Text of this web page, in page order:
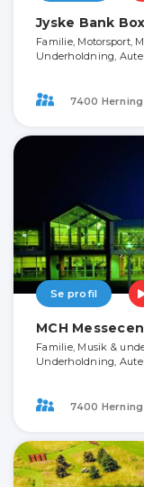
Jyske Bank
Familie, Motorsport,
Underholdning,
7400 Herning
Se profil
MCH
Familie, Musik &
Underholdning,
7400 Herning